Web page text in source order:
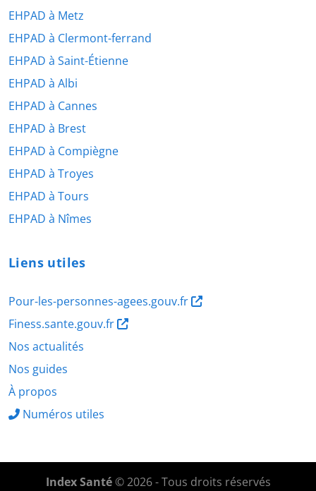
EHPAD à Metz
EHPAD à Clermont-ferrand
EHPAD à Saint-Étienne
EHPAD à Albi
EHPAD à Cannes
EHPAD à Brest
EHPAD à Compiègne
EHPAD à Troyes
EHPAD à Tours
EHPAD à Nîmes
Liens utiles
Pour-les-personnes-agees.gouv.fr
Finess.sante.gouv.fr
Nos actualités
Nos guides
À propos
Numéros utiles
Index Santé© 2026 - Tous droits réservés